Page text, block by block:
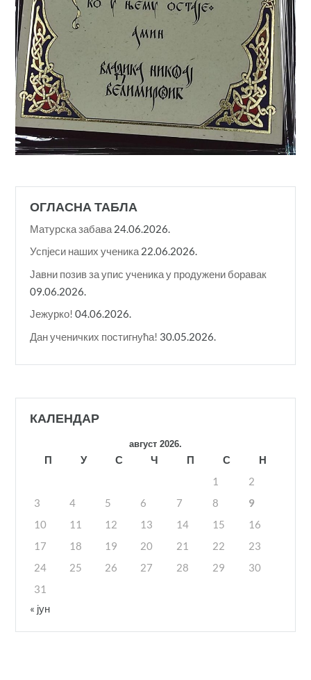
ОГЛАСНА ТАБЛА
Матурска забава 24.06.2026.
Успјеси наших ученика 22.06.2026.
Јавни позив за упис ученика у продужени боравак
09.06.2026.
Јежурко! 04.06.2026.
Дан ученичких постигнућа! 30.05.2026.
КАЛЕНДАР
август 2026.
П У С Ч П С
Н
1
2
3
4 5 6 7 8
9
10
11 12 13 14 15
16
17
18 19 20 21 22
23
24
25 26 27 28 29
30
31
« јун